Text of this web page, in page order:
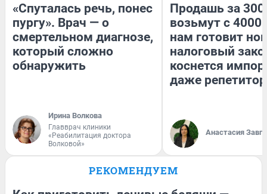
«Спуталась речь, понес
пургу». Врач — о
смертельном диагнозе,
который сложно
обнаружить
Ирина Волкова
Главврач клиники
«Реабилитация доктора
Волковой»
Продашь за
возьмут с
нам готовит
налоговый
коснется
даже
Анастасия
РЕКОМЕНДУЕМ